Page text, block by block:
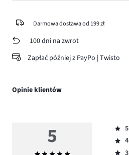
Darmowa dostawa od 199 zł
100 dni na zwrot
Zapłać później z PayPo | Twisto
Opinie klientów
5
Ocena
5,
ilość
5
Ocena
4
3